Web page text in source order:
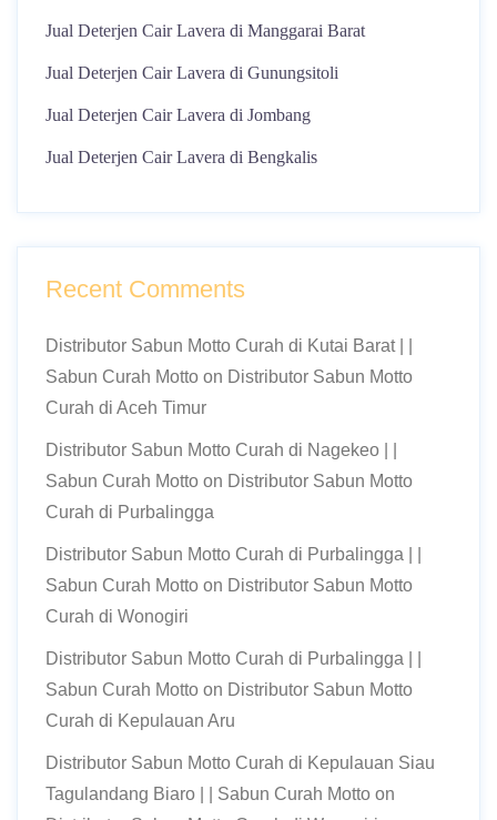
Jual Deterjen Cair Lavera di Manggarai Barat
Jual Deterjen Cair Lavera di Gunungsitoli
Jual Deterjen Cair Lavera di Jombang
Jual Deterjen Cair Lavera di Bengkalis
Recent Comments
Distributor Sabun Motto Curah di Kutai Barat | |
Sabun Curah Motto on Distributor Sabun Motto
Curah di Aceh Timur
Distributor Sabun Motto Curah di Nagekeo | |
Sabun Curah Motto on Distributor Sabun Motto
Curah di Purbalingga
Distributor Sabun Motto Curah di Purbalingga | |
Sabun Curah Motto on Distributor Sabun Motto
Curah di Wonogiri
Distributor Sabun Motto Curah di Purbalingga | |
Sabun Curah Motto on Distributor Sabun Motto
Curah di Kepulauan Aru
Distributor Sabun Motto Curah di Kepulauan Siau
Tagulandang Biaro | | Sabun Curah Motto on